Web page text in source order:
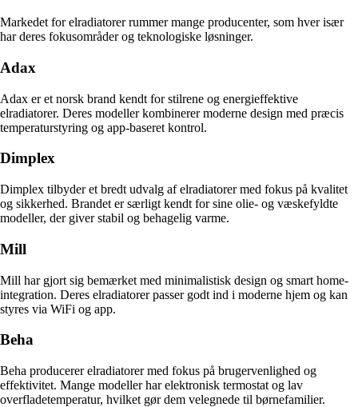
Markedet for elradiatorer rummer mange producenter, som hver især
har deres fokusområder og teknologiske løsninger.
Adax
Adax er et norsk brand kendt for stilrene og energieffektive
elradiatorer. Deres modeller kombinerer moderne design med præcis
temperaturstyring og app-baseret kontrol.
Dimplex
Dimplex tilbyder et bredt udvalg af elradiatorer med fokus på kvalitet
og sikkerhed. Brandet er særligt kendt for sine olie- og væskefyldte
modeller, der giver stabil og behagelig varme.
Mill
Mill har gjort sig bemærket med minimalistisk design og smart home-
integration. Deres elradiatorer passer godt ind i moderne hjem og kan
styres via WiFi og app.
Beha
Beha producerer elradiatorer med fokus på brugervenlighed og
effektivitet. Mange modeller har elektronisk termostat og lav
overfladetemperatur, hvilket gør dem velegnede til børnefamilier.